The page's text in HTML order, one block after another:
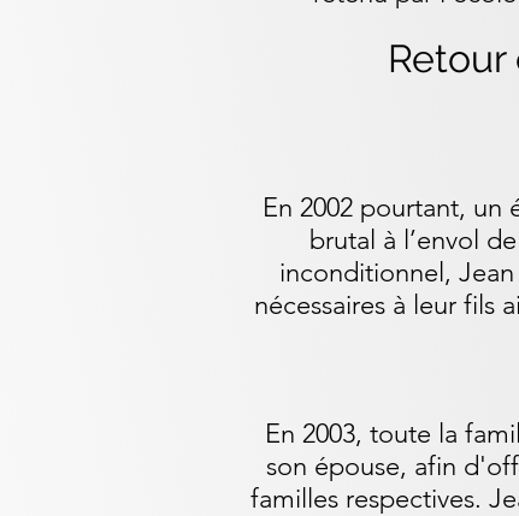
En 2002 pourtant, un
brutal à l’envol
inconditionnel,
nécessaires à leur fils
En 2003, toute la
son épouse, afin
familles respectives.